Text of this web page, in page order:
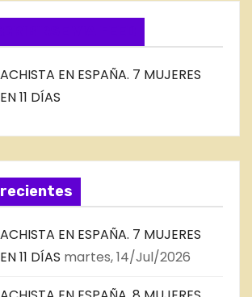
EN ESPAÑA. 7 MUJERES
11 DÍAS
EN ESPAÑA. 7 MUJERES
11 DÍAS martes, 14/Jul/2026